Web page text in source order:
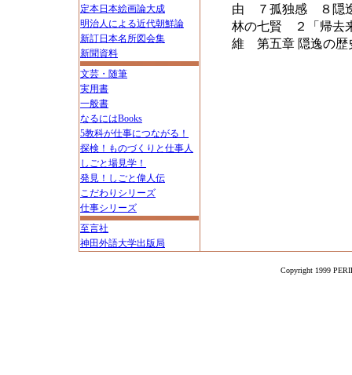
定本日本絵画論大成
明治人による近代朝鮮論
新訂日本名所図会集
新聞資料
文芸・随筆
実用書
一般書
なるにはBooks
5教科が仕事につながる！
探検！ものづくりと仕事人
しごと場見学！
発見！しごと偉人伝
こだわりシリーズ
仕事シリーズ
至言社
神田外語大学出版局
由 ７孤独感 ８隠
林の七賢 ２「帰
維 第五章 隠逸の歴
Copyright 1999